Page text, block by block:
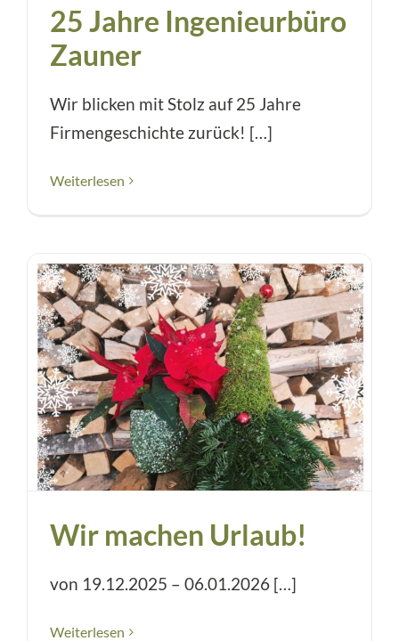
25 Jahre Ingenieurbüro
Zauner
Wir blicken mit Stolz auf 25 Jahre
Firmengeschichte zurück! […]
Weiterlesen
Wir machen Urlaub!
von 19.12.2025 – 06.01.2026 […]
Weiterlesen